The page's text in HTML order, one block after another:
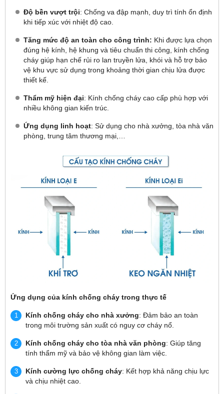
Độ bền vượt trội: Chống va đập mạnh, duy trì tính ổn định
khi tiếp xúc với nhiệt độ cao.
Tăng mức độ an toàn cho công trình: Khi được lựa chọn
đúng hệ kính, hệ khung và tiêu chuẩn thi công, kính chống
cháy giúp hạn chế rủi ro lan truyền lửa, khói và hỗ trợ bảo
vệ khu vực sử dụng trong khoảng thời gian chịu lửa được
thiết kế.
Thẩm mỹ hiện đại: Kính chống cháy cao cấp phù hợp với
nhiều không gian kiến trúc.
Ứng dụng linh hoạt: Sử dụng cho nhà xưởng, tòa nhà văn
phòng, trung tâm thương mại,…
Ứng dụng của kính chống cháy trong thực tế
Kính chống cháy cho nhà xưởng: Đảm bảo an toàn
trong môi trường sản xuất có nguy cơ cháy nổ.
Kính chống cháy cho tòa nhà văn phòng: Giúp tăng
tính thẩm mỹ và bảo vệ không gian làm việc.
Kính cường lực chống cháy: Kết hợp khả năng chịu lực
và chịu nhiệt cao.